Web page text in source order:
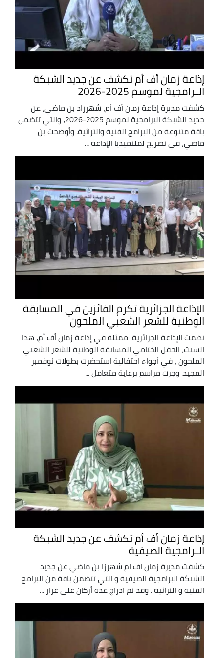
إذاعة زمان أف أم تكشف عن جديد الشبكة
البرامجية لموسم 2025-2026
كشفت مديرة إذاعة زمان أف أم، شهرزاد بن ماضي، عن
جديد الشبكة البرامجية لموسم 2025-2026، والتي تتضمن
باقة متنوعة من البرامج الفنية والتراثية. وأوضحت بن
ماضي، في تصريح لملتميديا الإذاعة ...
الإذاعة الجزائرية تكرم الفائزين في المسابقة
الوطنية للشعر الشعبي الملحون
نظمت الإذاعة الجزائرية، ممثلة في إذاعة زمان أف أم، هذا
السبت، الحفل الختامي المسابقة الوطنية للشعر الشعبي
الملحون ، في أجواء احتفالية استحضرت بطولات نوفمبر
المجيد. وجرت مراسم برعاية متعامل ...
إذاعة زمان أف أم تكشف عن جديد الشبكة
البرامجية الصيفية
كشفت مديرة زمان اف ام شهرزا بن ماضي عن جديد
الشبكة البرامجية الصيفية و التي تتضمن باقة من البرامج
الفنية و التراثية . وقد تم ادراج عدة أركان على غرار ...